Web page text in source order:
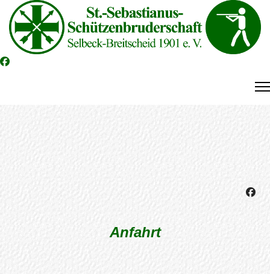
Anfahrt